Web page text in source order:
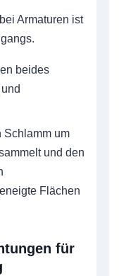
Armaturen ist
beides
und
Schlamm um
und den
Flächen
für